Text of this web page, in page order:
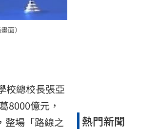
面）
校總校長張亞
8000億元，
整場「路線之
熱門新聞